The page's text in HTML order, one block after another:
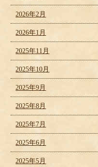
2026年2月
2026年1月
2025年11月
2025年10月
2025年9月
2025年8月
2025年7月
2025年6月
2025年5月